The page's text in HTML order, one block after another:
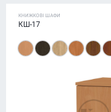
КНИЖКОВІ ШАФИ
КШ-17